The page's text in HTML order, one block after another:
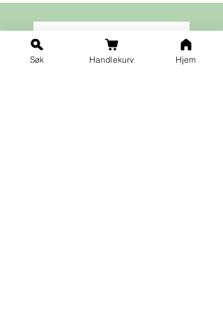
Søk Handlekurv Hjem